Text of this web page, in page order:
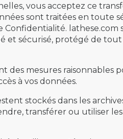
vous acceptez ce
sont traitées en toute
lathese.com
sécurisé, protégé de tout
mesures raisonnables
à vos données.
stockés dans les
transférer ou utiliser